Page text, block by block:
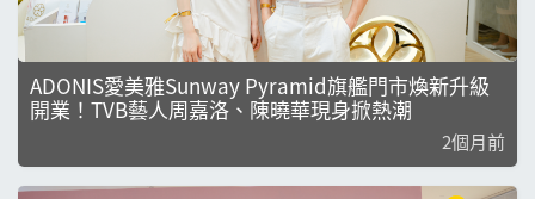
ADONIS愛美雅Sunway Pyramid旗艦門市煥新升級
開業！TVB藝人周嘉洛、陳曉華現身掀熱潮
2個月前